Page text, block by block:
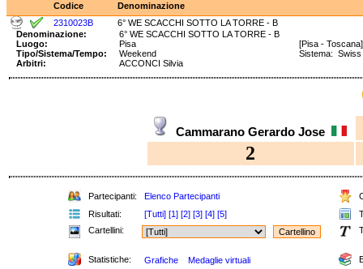
Codice
Denominazione
2310023B
6° WE SCACCHI SOTTO LA TORRE - B
Denominazione:
6° WE SCACCHI SOTTO LA TORRE - B
Luogo:
Pisa
[Pisa - Toscana]
Tipo/Sistema/Tempo:
Weekend
Sistema:
Arbitri:
ACCONCI Silvia
Cammarano Gerardo Jose
2
Partecipanti: Elenco Partecipanti
Risultati:
[Tutti] [1] [2] [3] [4] [5]
Cartellini:
Statistiche: Grafiche Medaglie virtuali